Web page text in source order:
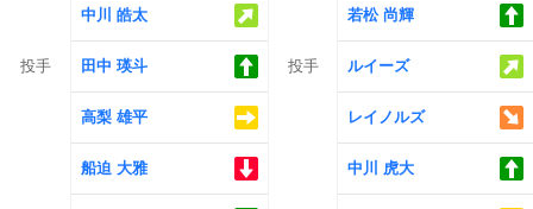
投手 投手
中川 皓太 若松 尚輝
田中 瑛斗 ルイーズ
高梨 雄平 レイノルズ
船迫 大雅 中川 虎大